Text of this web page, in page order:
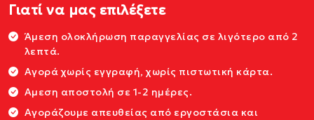
Γιατί να μας επιλέξετε
Άμεση ολοκλήρωση παραγγελίας σε λιγότερο από 2
λεπτά.
Αγορά χωρίς εγγραφή, χωρίς πιστωτική κάρτα.
Αμεση αποστολή σε 1-2 ημέρες.
Αγοράζουμε απευθείας από εργοστάσια και